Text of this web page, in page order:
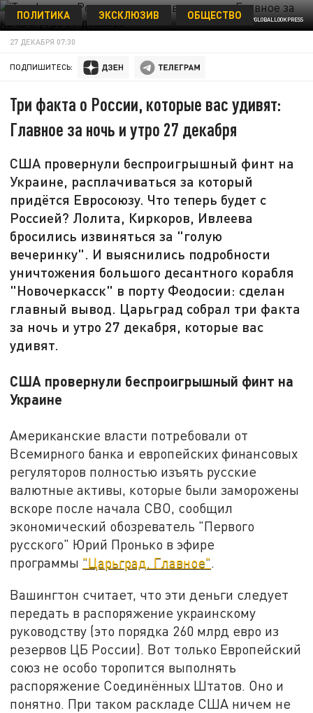
© OHDE/FACE TO FACE/GLOBALLOOKPRESS
ПОЛИТИКА ЭКСКЛЮЗИВ ОБЩЕСТВО
27 ДЕКАБРЯ 07:30
ПОДПИШИТЕСЬ:
Три факта о России, которые вас удивят:
Главное за ночь и утро 27 декабря
США провернули беспроигрышный финт на
Украине, расплачиваться за который
придётся Евросоюзу. Что теперь будет с
Россией? Лолита, Киркоров, Ивлеева
бросились извиняться за "голую
вечеринку". И выяснились подробности
уничтожения большого десантного корабля
"Новочеркасск" в порту Феодосии: сделан
главный вывод. Царьград собрал три факта
за ночь и утро 27 декабря, которые вас
удивят.
США провернули беспроигрышный финт на
Украине
Американские власти потребовали от
Всемирного банка и европейских финансовых
регуляторов полностью изъять русские
валютные активы, которые были заморожены
вскоре после начала СВО, сообщил
экономический обозреватель "Первого
русского" Юрий Пронько в эфире
программы "Царьград. Главное".
Вашингтон считает, что эти деньги следует
передать в распоряжение украинскому
руководству (это порядка 260 млрд евро из
резервов ЦБ России). Вот только Европейский
союз не особо торопится выполнять
распоряжение Соединённых Штатов. Оно и
понятно. При таком раскладе США ничем не